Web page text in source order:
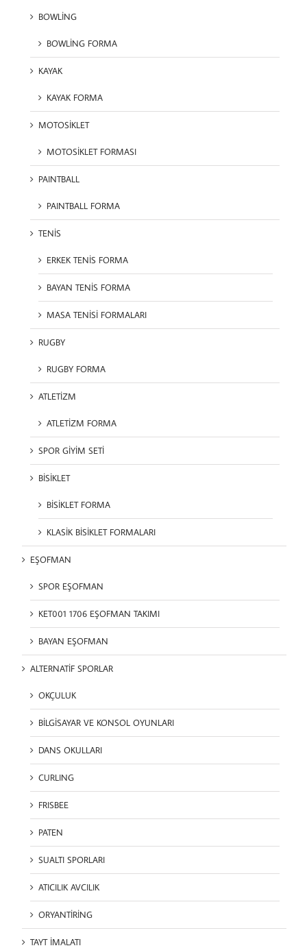
BOWLİNG
BOWLİNG FORMA
KAYAK
KAYAK FORMA
MOTOSİKLET
MOTOSİKLET FORMASI
PAINTBALL
PAINTBALL FORMA
TENİS
ERKEK TENİS FORMA
BAYAN TENİS FORMA
MASA TENİSİ FORMALARI
RUGBY
RUGBY FORMA
ATLETİZM
ATLETİZM FORMA
SPOR GİYİM SETİ
BİSİKLET
BİSİKLET FORMA
KLASİK BİSİKLET FORMALARI
EŞOFMAN
SPOR EŞOFMAN
KET001 1706 EŞOFMAN TAKIMI
BAYAN EŞOFMAN
ALTERNATİF SPORLAR
OKÇULUK
BİLGİSAYAR VE KONSOL OYUNLARI
DANS OKULLARI
CURLING
FRISBEE
PATEN
SUALTI SPORLARI
ATICILIK AVCILIK
ORYANTİRİNG
TAYT İMALATI